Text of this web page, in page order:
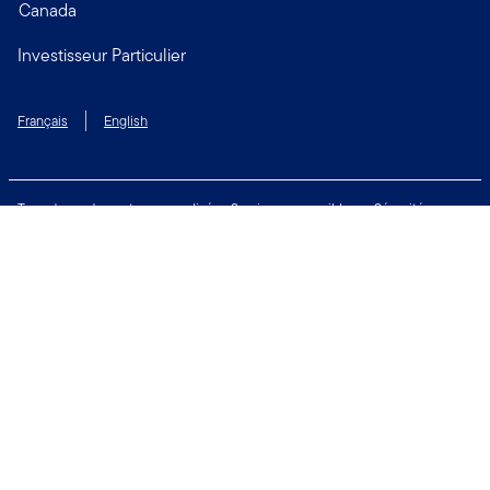
Canada
Investisseur Particulier
Français English
Taux de rendement personnalisé Services accessibles
Sécurité